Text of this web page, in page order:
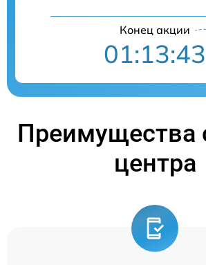
Конец акции
01:13:42
Преимущества
центра